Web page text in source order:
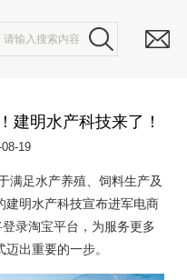
建明水产科技来了！
19
满足水产养殖、饲料生产及
建明水产科技宣布进军电商
录淘宝平台，为服务更多
出重要的一步。